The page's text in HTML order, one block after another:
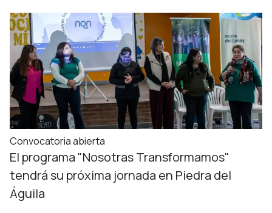
Convocatoria abierta
El programa "Nosotras Transformamos"
tendrá su próxima jornada en Piedra del
Águila